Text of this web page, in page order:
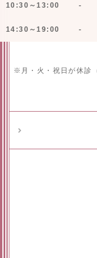
10:30～13:00 -
14:30～19:00 -
※月・火・祝日が休診